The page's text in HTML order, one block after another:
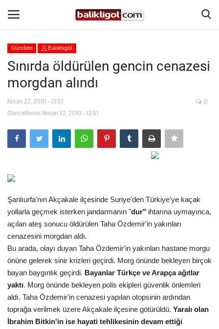
Giriş Yap
Anasayfa
Köşe Yazıları
Şanlıurfa
Spor
Gündem
Tekno Bilim
Ekonomi
Galeriler
Gündem Balıklıgöl
Sınırda öldürülen gencin cenazesi
morgdan alındı
Nisan 22, 2010 - 13:51
Güncelleme: Nisan 22, 2010 - 13:51
0
Şanlıurfa'nın Akçakale ilçesinde Suriye'den Türkiye'ye kaçak
yollarla geçmek isterken jandarmanın "dur" ihtarına uymayınca,
açılan ateş sonucu öldürülen Taha Özdemir'in yakınları
cenazesini morgdan aldı.
Bu arada, olayı duyan Taha Özdemir'in yakınları hastane morgu
önüne gelerek sinir krizleri geçirdi. Morg önünde bekleyen birçok
bayan baygınlık geçirdi. Bayanlar Türkçe ve Arapça ağıtlar
yaktı. Morg önünde bekleyen polis ekipleri güvenlik önlemleri
aldı. Taha Özdemir'in cenazesi yapılan otopsinin ardından
toprağa verilmek üzere Akçakale ilçesine götürüldü. Yaralı olan
İbrahim Bitkin'in ise hayati tehlikesinin devam ettiği